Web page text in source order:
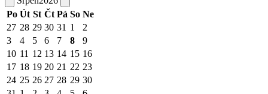
Po Út St Čt Pá So Ne
27 28 29 30 31 1
2
3
4 5 6 7 8
9
10 11 12 13 14 15 16
17 18 19 20 21 22 23
24 25 26 27 28 29 30